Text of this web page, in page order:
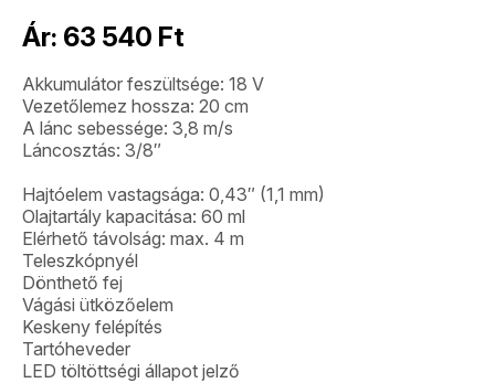
Ár: 63 540 Ft
Akkumulátor feszültsége: 18 V
Vezetőlemez hossza: 20 cm
A lánc sebessége: 3,8 m/s
Láncosztás: 3/8″
Hajtóelem vastagsága: 0,43″ (1,1 mm)
Olajtartály kapacitása: 60 ml
Elérhető távolság: max. 4 m
Teleszkópnyél
Dönthető fej
Vágási ütközőelem
Keskeny felépítés
Tartóheveder
LED töltöttségi állapot jelző